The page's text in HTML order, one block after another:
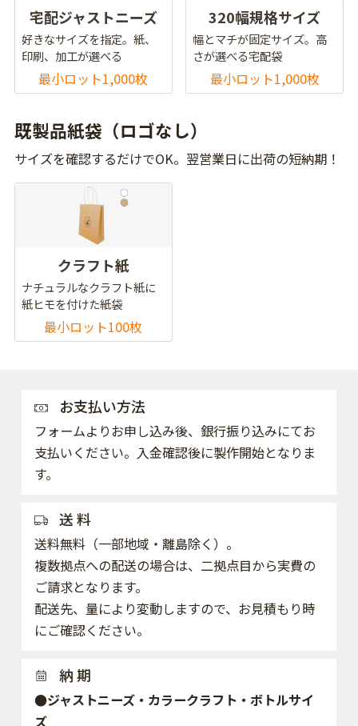
宅配ジャストニーズ
好きなサイズを指定。紙、
印刷、加工が選べる
最小ロット1,000枚
320幅規格サイズ
幅とマチが固定サイズ。高
さが選べる宅配袋
最小ロット1,000枚
既製品紙袋（ロゴなし）
サイズを確認するだけでOK。翌営業日に出荷の短納期！
クラフト紙
ナチュラルなクラフト紙に
紙ヒモを付けた紙袋
最小ロット100枚
お支払い方法
フォームよりお申し込み後、銀行振り込みにてお
支払いください。入金確認後に製作開始となりま
す。
送 料
送料無料（一部地域・離島除く）。
複数拠点への配送の場合は、二拠点目から実費の
ご請求となります。
配送先、量により変動しますので、お見積もり時
にご確認ください。
納 期
●ジャストニーズ・カラークラフト・ボトルサイ
ズ